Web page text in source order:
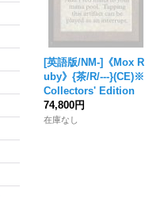
[英語版/NM-]《Mox R
uby》{茶/R/---}(CE)※
Collectors' Edition
74,800円
在庫なし